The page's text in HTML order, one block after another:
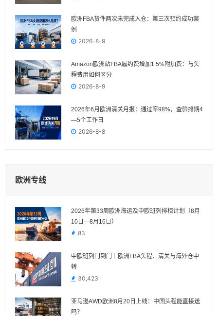
欧洲FBA货件两次未完成入仓：第三次预约成功案
例
2026-8-9
Amazon欧洲站FBA履约费增加1.5%附加费：与头
程费用如何区分
2026-8-9
2026年6月欧洲清关月报：通过率98%，查验排期4
—5个工作日
2026-8-8
欧洲专线
2026年第33周欧洲海运及中欧班列排柜计划（8月
10日—8月16日）
83
中欧班列门到门｜欧洲FBA头程、清关与海外仓中
转
30,423
亚马逊AWD欧洲8月20日上线：中国头程能直接送
吗？